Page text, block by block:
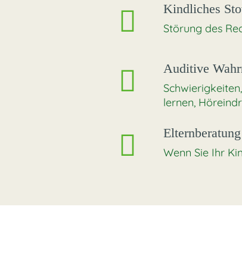
Kindliches
Störung des
Auditive
lernen,
Elternberatung
Wenn Sie Ihr